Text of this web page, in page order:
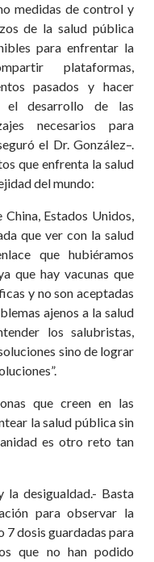
medidas de control y
de la salud pública
para enfrentar la
plataformas,
pasados y hacer
el desarrollo de las
necesarios para
el Dr. González–.
que enfrenta la salud
del mundo:
Estados Unidos,
que ver con la salud
que hubiéramos
que hay vacunas que
y no son aceptadas
ajenos a la salud
los salubristas,
sino de lograr
que creen en las
la salud pública sin
es otro reto tan
la desigualdad.- Basta
para observar la
7 dosis guardadas para
que no han podido